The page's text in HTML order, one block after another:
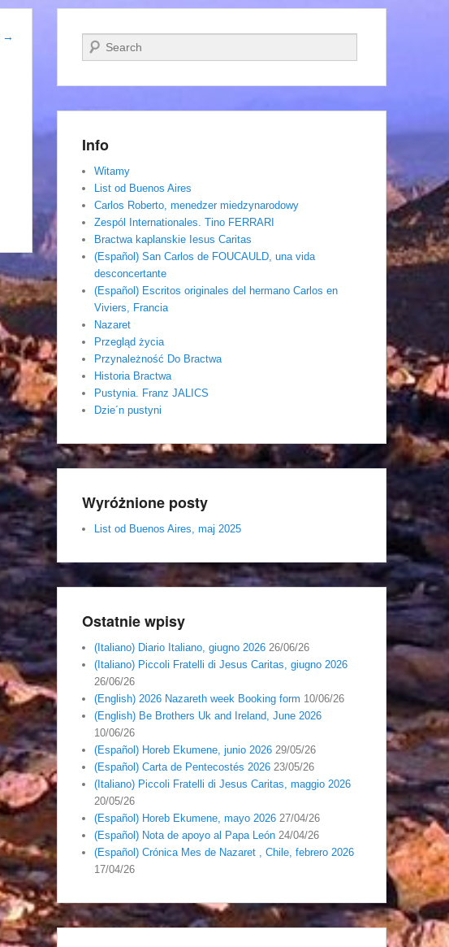
→ Szukaj
Info
Witamy
List od Buenos Aires
Carlos Roberto, menedzer miedzynarodowy
Zespól Internationales. Tino FERRARI
Bractwa kaplanskie Iesus Caritas
(Español) San Carlos de FOUCAULD, una vida
desconcertante
(Español) Escritos originales del hermano Carlos en
Viviers, Francia
Nazaret
Przegląd życia
Przynależność Do Bractwa
Historia Bractwa
Pustynia. Franz JALICS
Dzie´n pustyni
Wyróżnione posty
List od Buenos Aires, maj 2025
Ostatnie wpisy
(Italiano) Diario Italiano, giugno 2026 26/06/26
(Italiano) Piccoli Fratelli di Jesus Caritas, giugno 2026
26/06/26
(English) 2026 Nazareth week Booking form 10/06/26
(English) Be Brothers Uk and Ireland, June 2026
10/06/26
(Español) Horeb Ekumene, junio 2026 29/05/26
(Español) Carta de Pentecostés 2026 23/05/26
(Italiano) Piccoli Fratelli di Jesus Caritas, maggio 2026
20/05/26
(Español) Horeb Ekumene, mayo 2026 27/04/26
(Español) Nota de apoyo al Papa León 24/04/26
(Español) Crónica Mes de Nazaret , Chile, febrero 2026
17/04/26